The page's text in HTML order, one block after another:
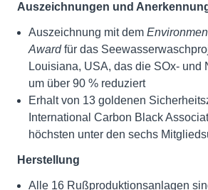
Auszeichnungen und
Auszeichnung mit dem
Awardfür das
Louisiana, USA, das die SOx- und
um über 90 % reduziert
Erhalt von 13 goldenen
International Carbon Black
höchsten unter den sechs
Herstellung
Alle 16 Rußproduktionsanlagen